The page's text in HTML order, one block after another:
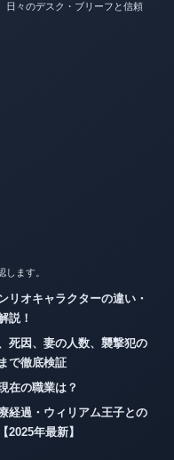
日々のデスク・ブリーフと信頼
ます。
リオキャラクターの違い・
説！
死因、妻の人数、襲撃犯の
で徹底検証
在の職業は？
経過・ウィリアム王子との
2025年最新】